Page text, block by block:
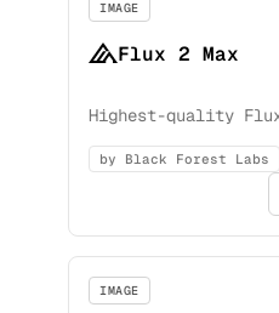
IMAGE
Flux 2 Max
Highest-quality
by Black Forest Labs
IMAGE